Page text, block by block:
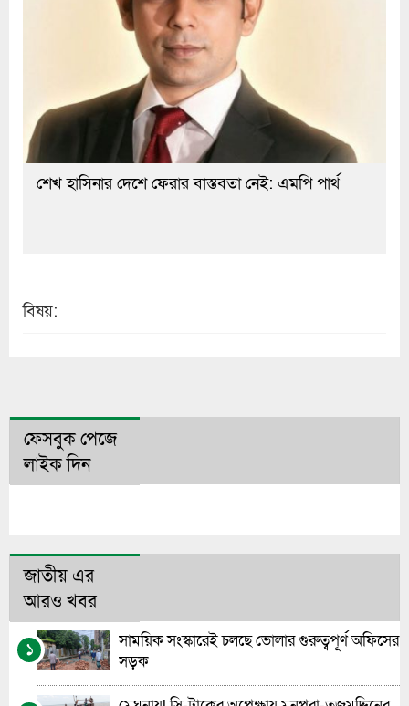
শেখ হাসিনার দেশে ফেরার বাস্তবতা নেই: এমপি পার্থ
বিষয়:
ফেসবুক পেজে
লাইক দিন
জাতীয় এর
আরও খবর
১
সাময়িক সংস্কারেই চলছে ভোলার গুরুত্বপূর্ণ অফিসের
সড়ক